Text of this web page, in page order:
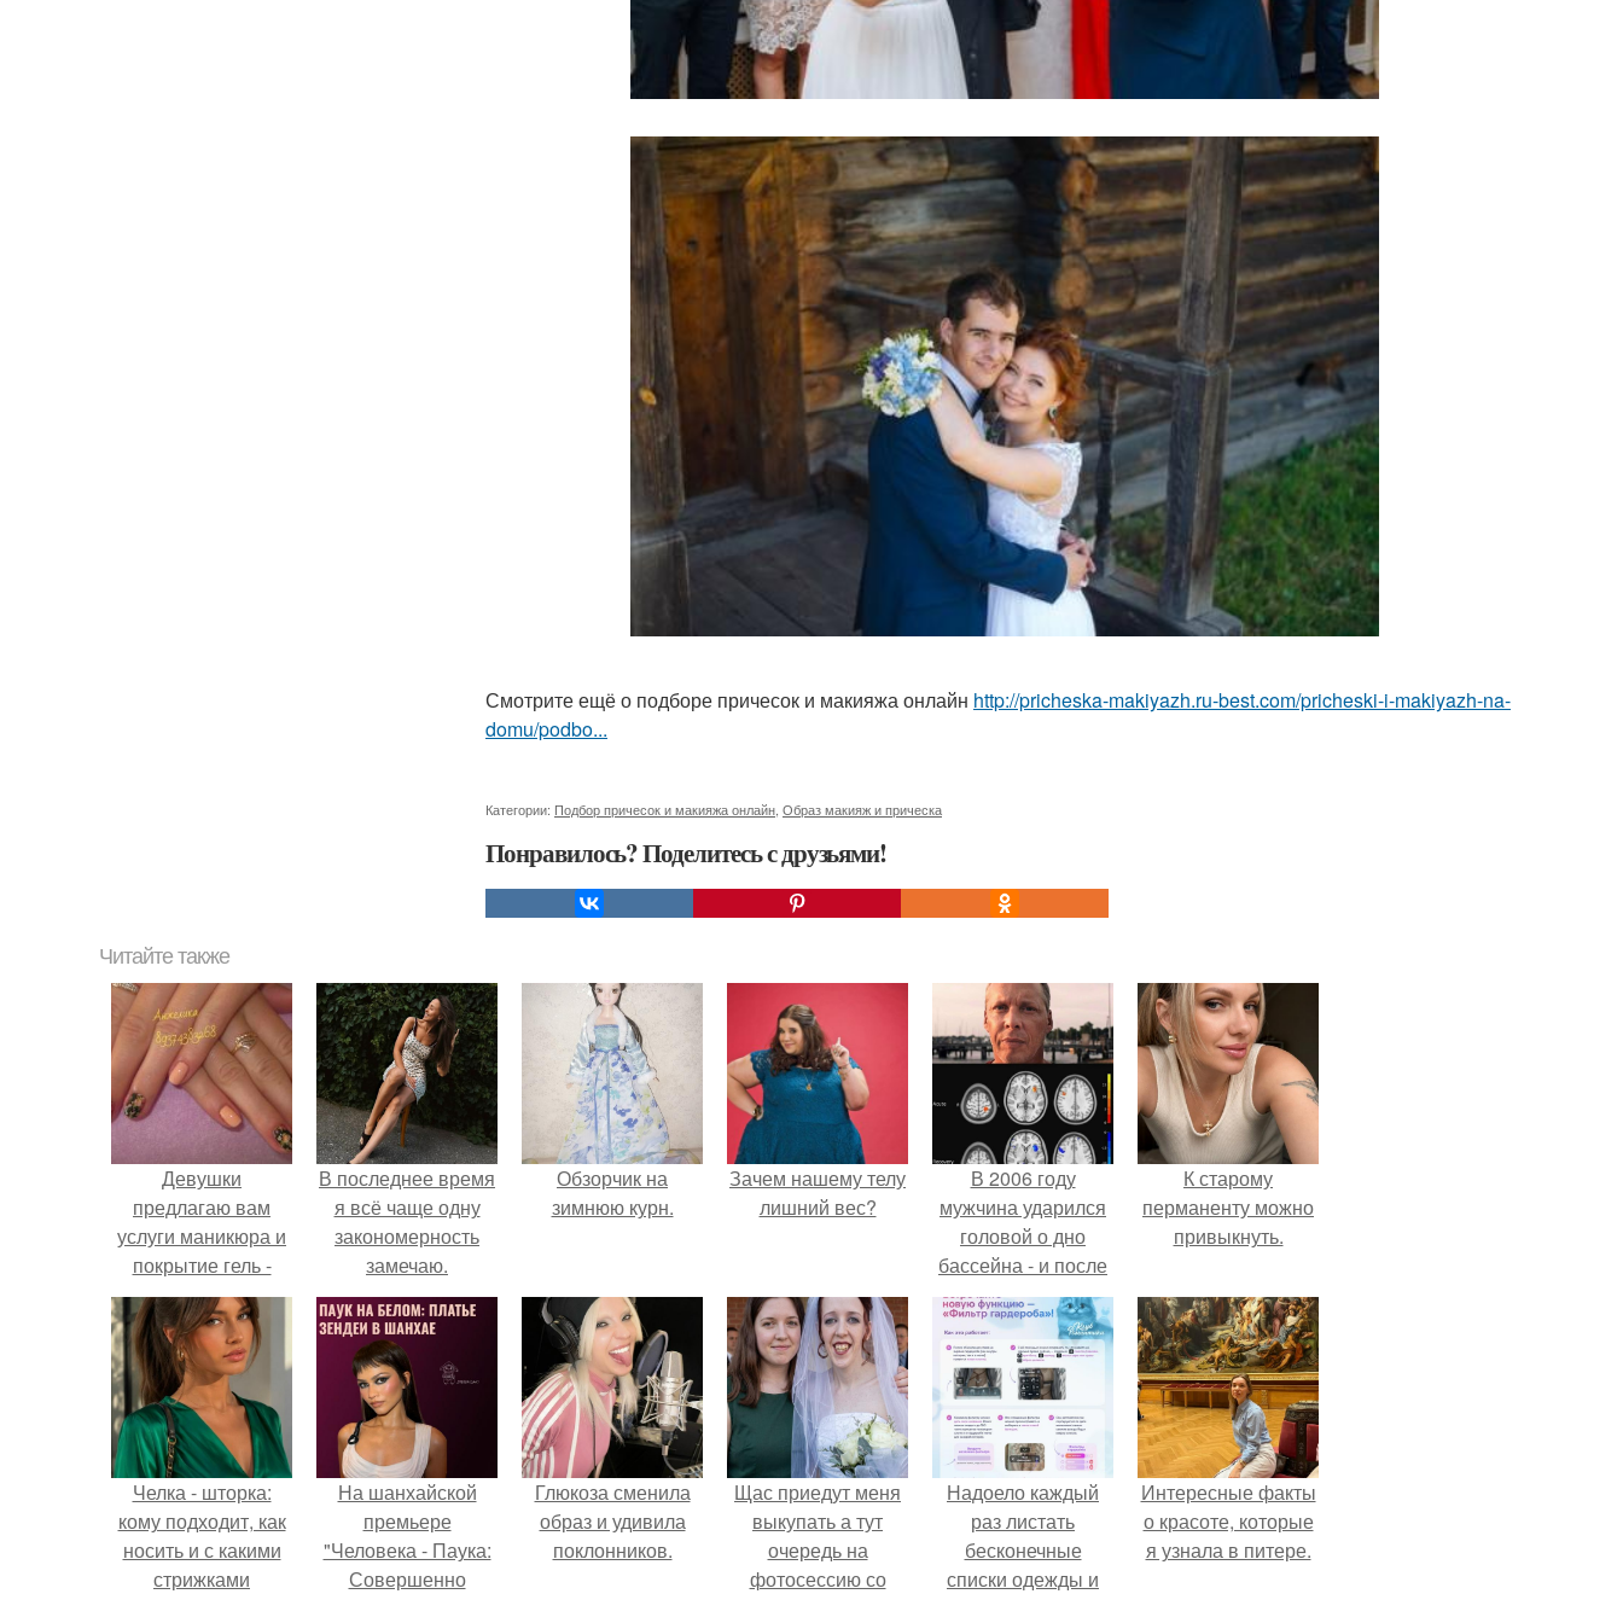
Смотрите ещё о подборе причесок и макияжа онлайн http://pricheska-makiyazh.ru-best.com/pricheski-i-makiyazh-na-
domu/podbo...
Категории: Подбор причесок и макияжа онлайн, Образ макияж и прическа
Понравилось? Поделитесь с друзьями!
Читайте также
Девушки
предлагаю вам
услуги маникюра и
покрытие гель -
лаком?
В последнее время
я всё чаще одну
закономерность
замечаю.
Обзорчик на
зимнюю курн.
Зачем нашему телу
лишний вес?
В 2006 году
мужчина ударился
головой о дно
бассейна - и после
этого его жизнь
изменилась самым
странным образом.
К старому
перманенту можно
привыкнуть.
Челка - шторка:
кому подходит, как
носить и с какими
стрижками
На шанхайской
премьере
"Человека - Паука:
Совершенно
Глюкоза сменила
образ и удивила
поклонников.
Щас приедут меня
выкупать а тут
очередь на
фотосессию со
Надоело каждый
раз листать
бесконечные
списки одежды и
Интересные факты
о красоте, которые
я узнала в питере.